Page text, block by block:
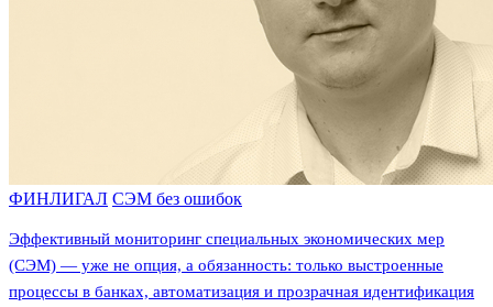
ФИНЛИГАЛ СЭМ без ошибок
Эффективный мониторинг специальных экономических мер
(СЭМ) — уже не опция, а обязанность: только выстроенные
процессы в банках, автоматизация и прозрачная идентификация